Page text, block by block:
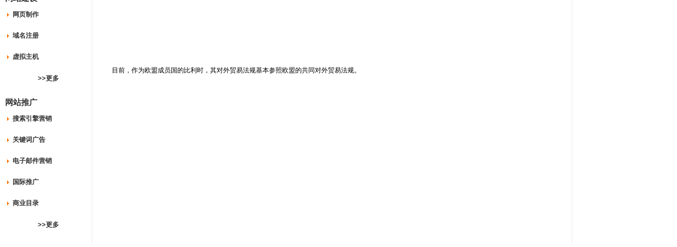
网页制作
域名注册
虚拟主机
>>更多
网站推广
搜索引擎营销
关键词广告
电子邮件营销
国际推广
商业目录
>>更多
目前，作为欧盟成员国的比利时，其对外贸易法规基本参照欧盟的共同对外贸易法规。